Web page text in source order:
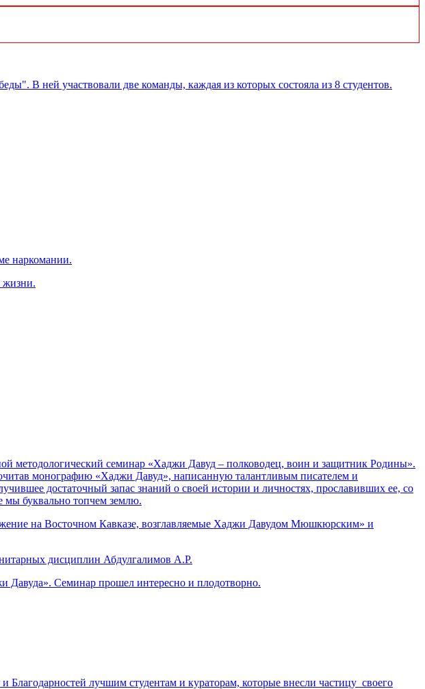
В ней участвовали две команды, каждая из которых состояла из 8 студентов.
наркомании.
жизни.
методологический семинар «Хаджи Давуд – полководец, воин и защитник Родины».
монографию «Хаджи Давуд», написанную талантливым писателем и
достаточный запас знаний о своей истории и личностях, прославивших ее, со
мы буквально топчем землю.
на Восточном Кавказе, возглавляемые Хаджи Давудом Мюшкюрским» и
дисциплин Абдулгалимов А.Р.
Семинар прошел интересно и плодотворно.
Благодарностей лучшим студентам и кураторам, которые внесли частицу своего